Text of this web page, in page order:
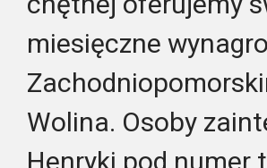
miesięczne
Wolina. Osoby
Henryki pod numer